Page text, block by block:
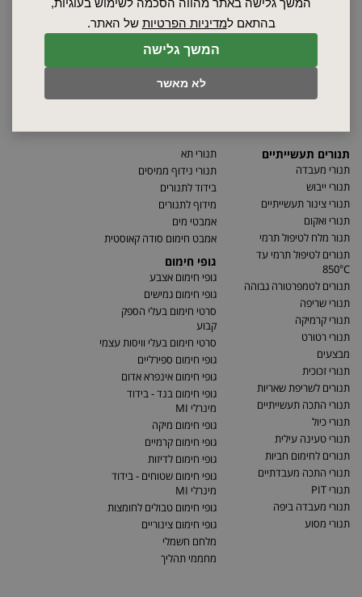
המשך גלישה
לא מאשר
בהתאם למדיניות הפרטיות של האתר.
מפת האתר
מדיניות פרטיות
תנורים תעשייתיים
תנורי מעבדה
תנורי ייבוש
תנורי צינור תעשייתיים
תנורי ואקום
תנור מלח לטיפול תרמי
תנורים לטיפול תרמי עד
850°C
תנורים לטמפרטורה גבוהה
תנורי שריפה
תנורי קרמיקה
תנורי רטורט
מבצעים
תנורי זכוכית
תנורים לשריפת שאריות
תנורי התכה תעשייתיים
תנורי כיול
תנורי טעינה עילית
תנורים לחימום חביות
תנורי התכה מעבדתיים
תנורי PIT
תנורי מעבדה ביפה
תנורי מסוע
תנורי תא
תנורי נידוף ממיסים
בידוד לתנורים
מידוף לתנורים
אמבטי מים
אמבט חימום סודה קאוסטית
גופי חימום
גופי חימום אצבע
גופי חימום גמישים
סרטי חימום בעלי הספק
קבוע
סרטי חימום בעלי וויסות עצמי
גופי חימום ספירליים
גופי חימום אינפרא אדום
גופי חימום בנד - בידוד
מינרלי MI
גופי חימום מיקה
גופי חימום קרמיים
גופי חימום לדיזות
גופי חימום שטוחים - בידוד
מינרלי MI
גופי חימום טבולים לחומצות
גופי חימום צינוריים
מלחם חשמלי
מחממי תהליך